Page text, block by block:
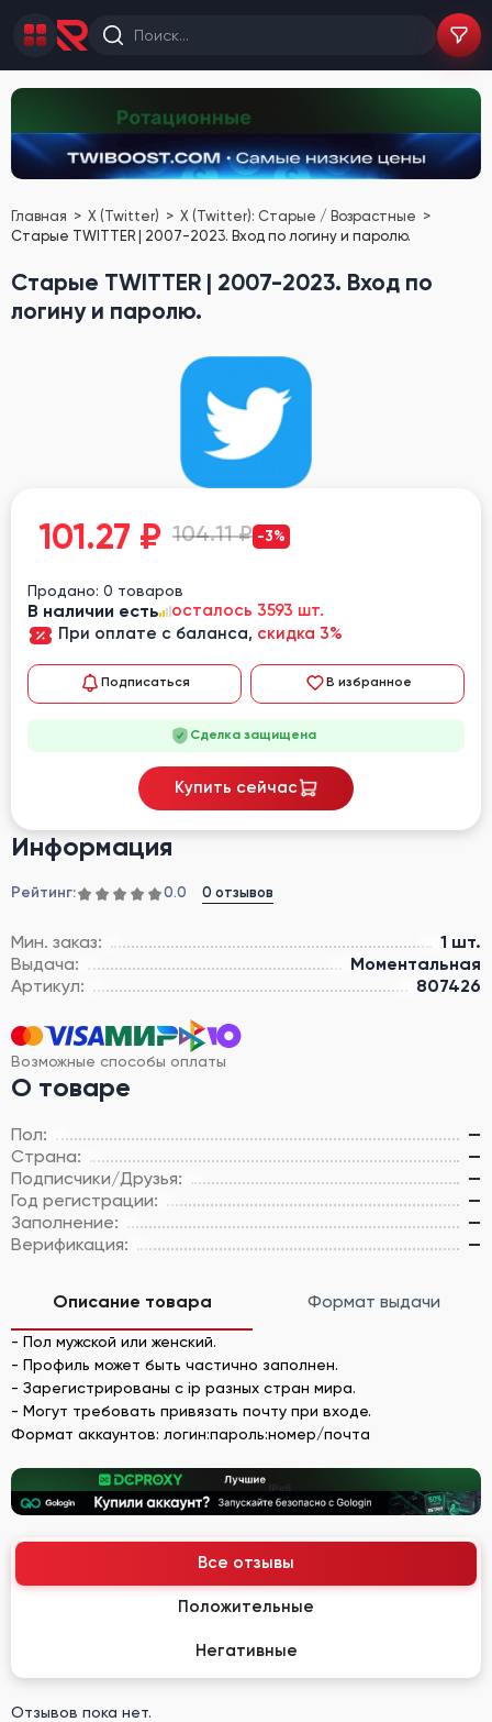
Главная X (Twitter)
X (Twitter): Старые / Возрастные
Старые TWITTER | 2007-2023. Вход по логину и паролю.
Старые TWITTER | 2007-2023. Вход по
логину и паролю.
Информация
Рейтинг: 0.0 0 отзывов
Мин. заказ:
1 шт.
Выдача:
Моментальная
Артикул:
807426
Возможные способы оплаты
О товаре
Пол:
—
Страна:
—
Подписчики/Друзья:
—
Год регистрации:
—
Заполнение:
—
Верификация:
—
101.27 ₽ 104.11 ₽ -3%
Продано: 0 товаров
В наличии есть
осталось 3593 шт.
При оплате с баланса, скидка 3%
Подписаться В избранное
Сделка защищена
Купить сейчас
Описание товара Формат выдачи
- Пол мужской или женский.
- Профиль может быть частично заполнен.
- Зарегистрированы с ip разных стран мира.
- Могут требовать привязать почту при входе.
Формат аккаунтов: логин:пароль:номер/почта
Все отзывы
Положительные
Негативные
Отзывов пока нет.